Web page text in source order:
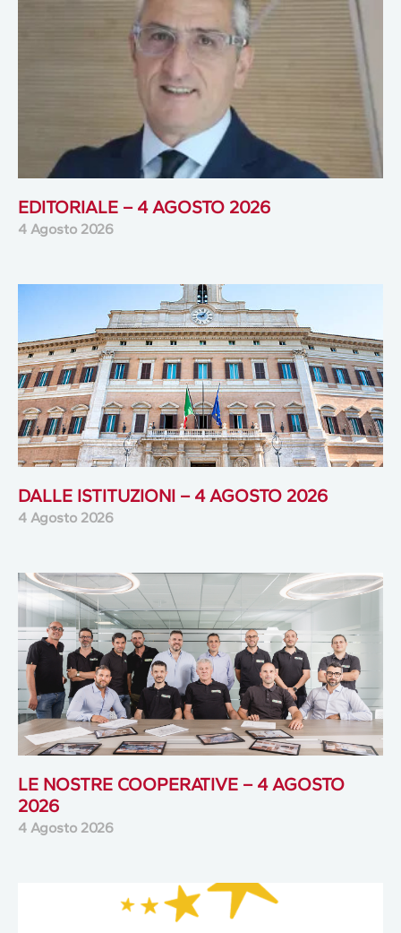
EDITORIALE – 4 AGOSTO 2026
4 Agosto 2026
DALLE ISTITUZIONI – 4 AGOSTO 2026
4 Agosto 2026
LE NOSTRE COOPERATIVE – 4 AGOSTO
2026
4 Agosto 2026